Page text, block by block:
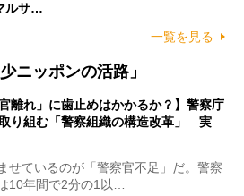
ルサ…
一覧を見る
ニッポンの活路」
官離れ」に歯止めはかかるか？】警察庁
り組む「警察組織の構造改革」 実
ているのが「警察官不足」だ。警察
10年間で2分の1以…